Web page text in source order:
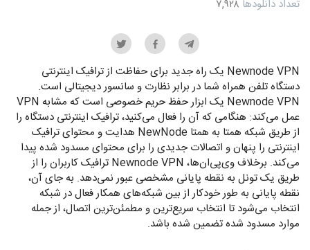
تعداد دانلودها ۷,۹۲۸
Newnode VPN یک راه جدید برای حفاظت از ترافیک اینترنتی
دستگاه تلفن همراه شما در برابر نظارت و سانسور دیجیتالی است.
Newnode VPN یک ابزار حفظ حریم خصوصی است که مشابه VPN
عمل می‌کند: هنگامی که آن را فعال می‌کنید، ترافیک اینترنتی دستگاه را
از طریق شبکه همتا به همتا NewNode هدایت و محتوای ترافیک
اینترنتی را پنهان و اتصالات جدیدی را برای محتوای مسدود شده پیدا
می‌کند. برخلاف وی‌‌پی‌ان‌ها، Newnode VPN ترافیک کاربران را از
طریق یک تونل به نقطه پایانی مشخصی عبور نمی‌دهد. به جای آن،
نقطه پایانی به طور خودکار از بین شبکه‌های همکار فعال در شبکه
انتخاب می‌شود تا انتخاب سریع‌ترین و مطمئن‌ترین اتصال، از جمله
موارد مسدود شده تضمین شده باشد.